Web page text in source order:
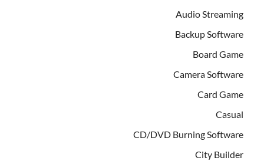
Audio Streaming
Backup Software
Board Game
Camera Software
Card Game
Casual
CD/DVD Burning Software
City Builder